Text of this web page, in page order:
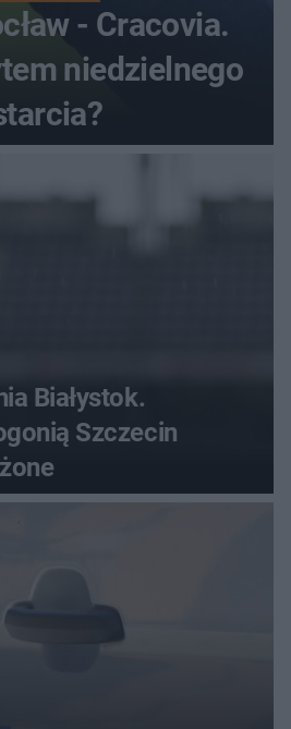
- Cracovia.
niedzielnego
Białystok.
Szczecin